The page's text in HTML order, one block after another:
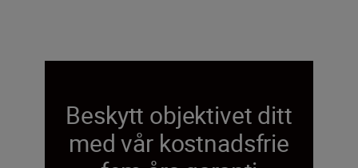
Beskytt objektivet ditt
med vår kostnadsfrie